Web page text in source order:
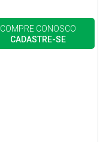
COMPRE CONOSCO
CADASTRE-SE